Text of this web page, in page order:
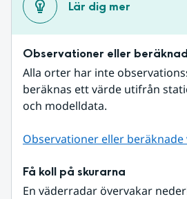
Lär dig mer
Observationer eller
Alla orter har inte
beräknas ett värde utifrån
och modelldata.
Observationer eller beräknade
Få koll på skurarna
En väderradar övervakar